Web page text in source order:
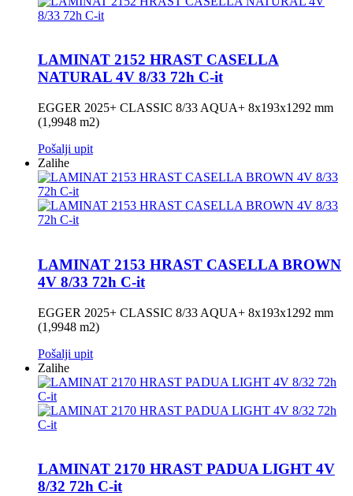
LAMINAT 2152 HRAST CASELLA
NATURAL 4V 8/33 72h C-it
EGGER 2025+ CLASSIC 8/33 AQUA+ 8x193x1292 mm
(1,9948 m2)
Pošalji upit
Zalihe
LAMINAT 2153 HRAST CASELLA BROWN
4V 8/33 72h C-it
EGGER 2025+ CLASSIC 8/33 AQUA+ 8x193x1292 mm
(1,9948 m2)
Pošalji upit
Zalihe
LAMINAT 2170 HRAST PADUA LIGHT 4V
8/32 72h C-it